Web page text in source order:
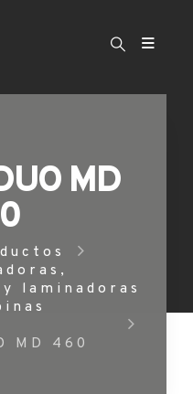
MD
,
laminadoras
MD 460